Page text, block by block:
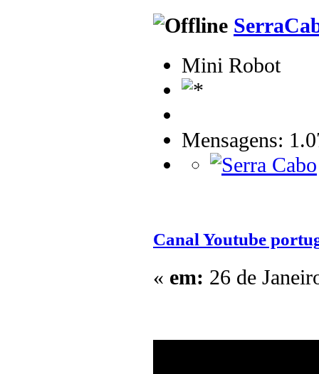
Mini Robot
Mensagens:
Canal Youtube
« em: 26 de